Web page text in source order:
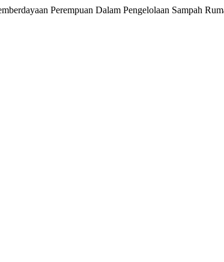
Perempuan Dalam Pengelolaan Sampah